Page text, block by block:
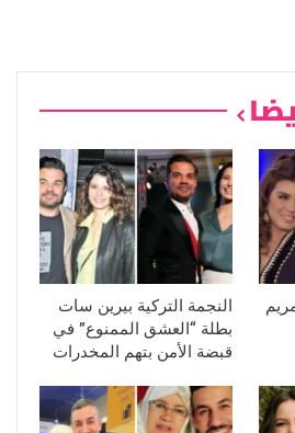
النجمة التركية بيرين سات
بطلة “العشق الممنوع” في
قبضة الأمن بتهم المخدرات